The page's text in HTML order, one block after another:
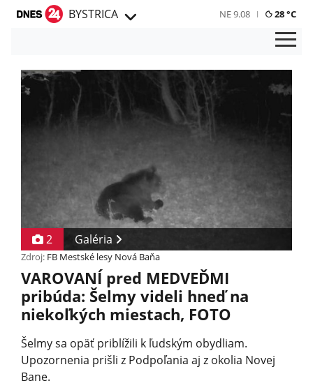
BYSTRICA NE 9.08 28 °C
2 Galéria
Zdroj: FB Mestské lesy Nová Baňa
VAROVANÍ pred MEDVEĎMI
pribúda: Šelmy videli hneď na
niekoľkých miestach, FOTO
Šelmy sa opäť priblížili k ľudským obydliam.
Upozornenia prišli z Podpoľania aj z okolia Novej
Bane.